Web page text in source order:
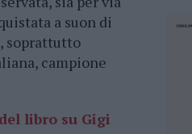
a suon di
soprattutto
campione
libro su Gigi